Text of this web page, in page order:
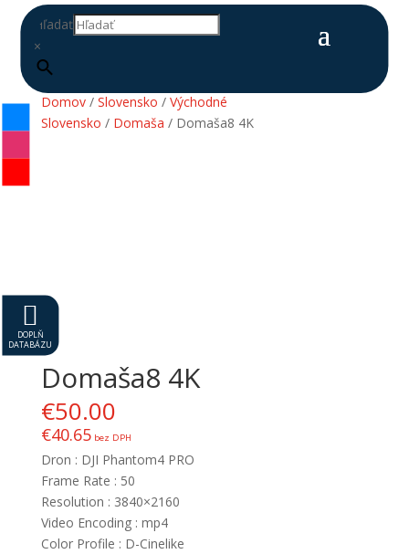
Hľadať
×

DOPLŇ
DATABÁZU
Domov/ Slovensko / Východné
Slovensko / Domaša / Domaša8 4K
Domaša8 4K
€50.00
€40.65bez DPH
Dron : DJI Phantom4 PRO
Frame Rate : 50
Resolution : 3840×2160
Video Encoding : mp4
Color Profile : D-Cinelike